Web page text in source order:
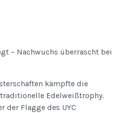
– Nachwuchs überrascht bei
kämpfte die
Edelweißtrophy.
der Flagge des UYC